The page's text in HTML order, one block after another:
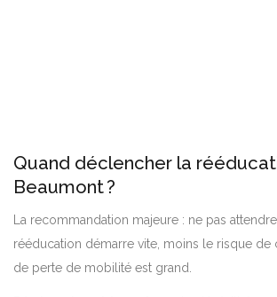
Quand déclencher la
Beaumont ?
La recommandation majeure : ne pas
rééducation démarre vite, moins le risque
de perte de mobilité est grand.